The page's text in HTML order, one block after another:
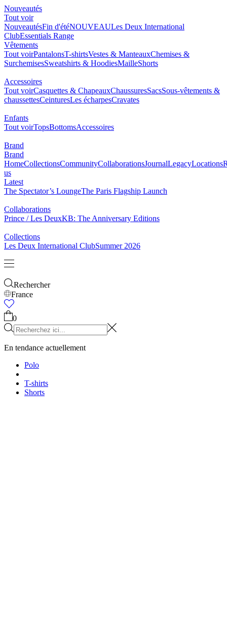
Nouveautés
Tout voir
NouveautésFin d'étéNOUVEAULes Deux International
ClubEssentials Range
Vêtements
Tout voirPantalonsT-shirtsVestes & ManteauxChemises &
SurchemisesSweatshirts & HoodiesMailleShorts
Accessoires
Tout voirCasquettes & ChapeauxChaussuresSacsSous-vêtements &
chaussettesCeinturesLes écharpesCravates
Enfants
Tout voirTopsBottomsAccessoires
Brand
Brand
HomeCollectionsCommunityCollaborationsJournalLegacyLocations
us
Latest
The Spectator’s LoungeThe Paris Flagship Launch
Collaborations
Prince / Les DeuxKB: The Anniversary Editions
Collections
Les Deux International ClubSummer 2026
Rechercher
France
0
En tendance actuellement
Polo
T-shirts
Shorts